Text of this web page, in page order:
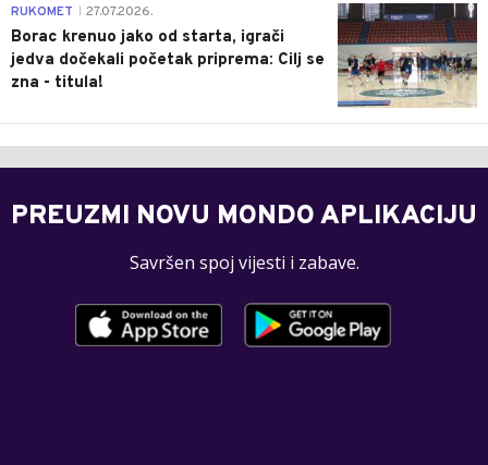
0
RUKOMET 27.07.2026.
Borac krenuo jako od starta, igrači
jedva dočekali početak priprema: Cilj se
zna - titula!
PREUZMI NOVU MONDO APLIKACIJU
Savršen spoj vijesti i zabave.